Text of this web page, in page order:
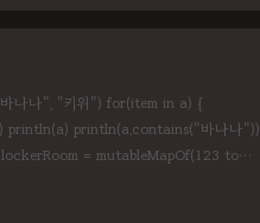
나나", "키위") for(item in a) {
println(a) println(a.contains("바나나"))
= mutableMapOf(123 to